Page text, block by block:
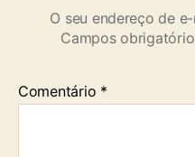
O seu endereço de
Campos
Comentário *